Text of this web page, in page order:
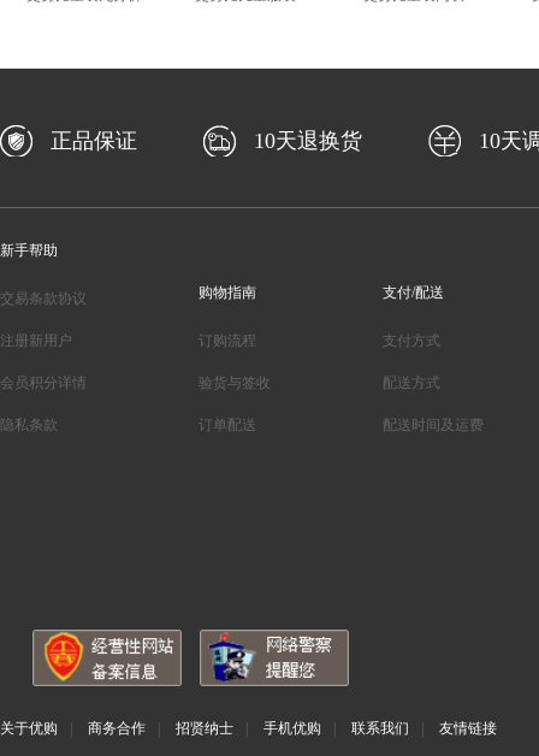
正品保证 10天退换货 10天
新手帮助
交易条款协议
注册新用户
会员积分详情
隐私条款
购物指南
订购流程
验货与签收
订单配送
支付/配送
支付方式
配送方式
配送时间及运费
关于优购 商务合作 招贤纳士 手机优购 联系我们 友情链接